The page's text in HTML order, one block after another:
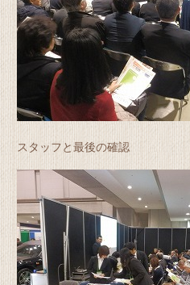
スタッフと最後の確認